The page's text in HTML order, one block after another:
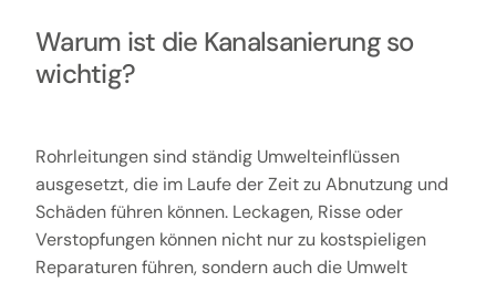
Warum ist die Kanalsanierung so
wichtig?
Rohrleitungen sind ständig Umwelteinflüssen
ausgesetzt, die im Laufe der Zeit zu Abnutzung und
Schäden führen können. Leckagen, Risse oder
Verstopfungen können nicht nur zu kostspieligen
Reparaturen führen, sondern auch die Umwelt